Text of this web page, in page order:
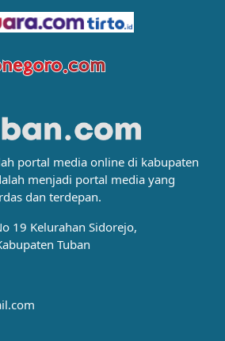
portal media online di kabupaten
menjadi portal media yang
dan terdepan.
19 Kelurahan Sidorejo,
Tuban